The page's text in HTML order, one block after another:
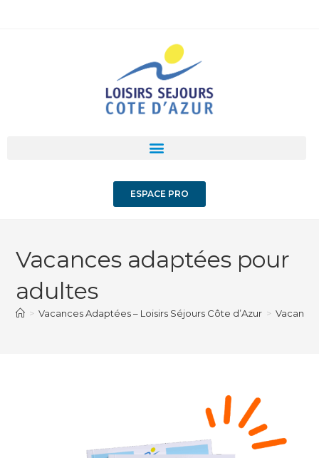
ESPACE PRO
Vacances adaptées pour
adultes
> Vacances Adaptées – Loisirs Séjours Côte d’Azur >